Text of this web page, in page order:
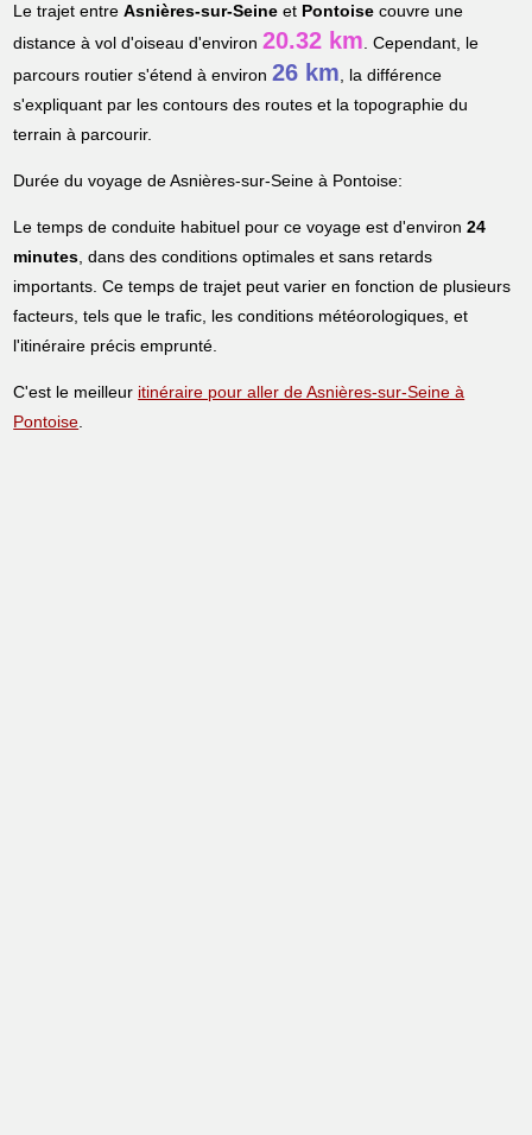
Le trajet entreAsnières-sur-Seine et Pontoise couvre une
distance à vol d'oiseau d'environ20.32 km. Cependant, le
parcours routier s'étend à environ26 km, la différence
s'expliquant par les contours des routes et la topographie du
terrain à parcourir.
Durée du voyage de Asnières-sur-Seine à Pontoise:
Le temps de conduite habituel pour ce voyage est d'environ24
minutes, dans des conditions optimales et sans retards
importants. Ce temps de trajet peut varier en fonction de plusieurs
facteurs, tels que le trafic, les conditions météorologiques, et
l'itinéraire précis emprunté.
C'est le meilleur itinéraire pour aller de Asnières-sur-Seine à
Pontoise.